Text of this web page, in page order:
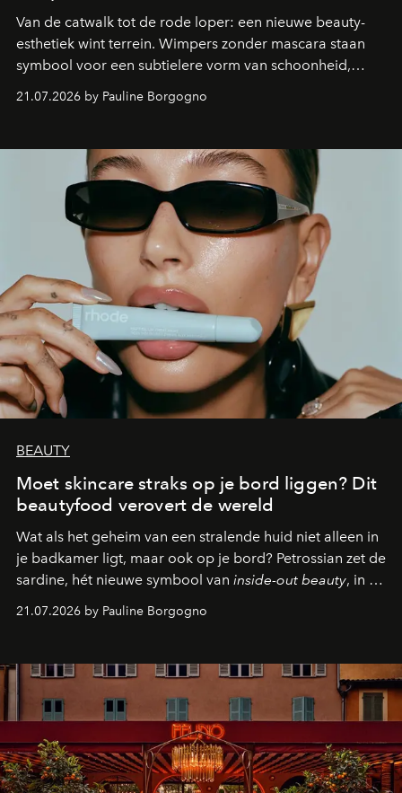
Van de catwalk tot de rode loper: een nieuwe beauty-
esthetiek wint terrein. Wimpers zonder mascara staan
symbool voor een subtielere vorm van schoonheid,
waarin zelfvertrouwen belangrijker is dan een overvloed
aan make-up.
21.07.2026 by Pauline Borgogno
BEAUTY
Moet skincare straks op je bord liggen? Dit
beautyfood verovert de wereld
Wat als het geheim van een stralende huid niet alleen in
je badkamer ligt, maar ook op je bord? Petrossian zet de
sardine, hét nieuwe symbool van inside-out beauty, in de
kijker met twee gastronomische creaties.
21.07.2026 by Pauline Borgogno